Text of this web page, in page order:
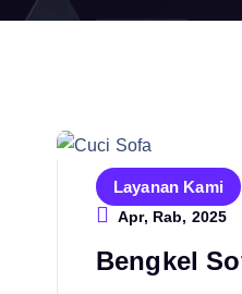
Layanan Kami
Apr, Rab, 2025
Bengkel